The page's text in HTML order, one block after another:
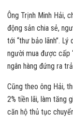
Ông Trịnh Minh Hải,
động sản chia sẻ,
tới “thư bảo lãnh”.
người mua được cấp
ngân hàng đứng ra
Cũng theo ông Hải,
2% tiền lãi, làm tăng
căn hộ thủ tục